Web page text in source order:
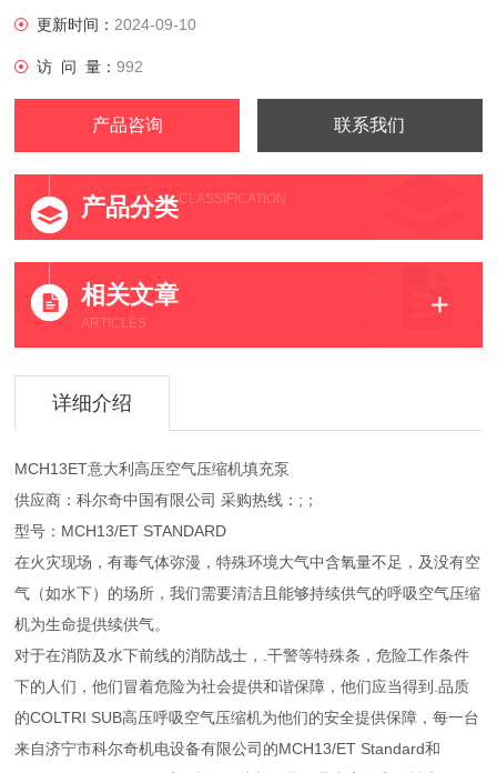
更新时间： 2024-09-10
访 问 量：992
产品咨询 联系我们
产品分类CLASSIFICATION
相关文章
ARTICLES
详细介绍
MCH13ET意大利高压空气压缩机填充泵
供应商：科尔奇中国有限公司 采购热线：;；
型号：MCH13/ET STANDARD
在火灾现场，有毒气体弥漫，特殊环境大气中含氧量不足，及没有空
气（如水下）的场所，我们需要清洁且能够持续供气的呼吸空气压缩
机为生命提供续供气。
对于在消防及水下前线的消防战士，.干警等特殊条，危险工作条件
下的人们，他们冒着危险为社会提供和谐保障，他们应当得到.品质
的COLTRI SUB高压呼吸空气压缩机为他们的安全提供保障，每一台
来自济宁市科尔奇机电设备有限公司的MCH13/ET Standard和